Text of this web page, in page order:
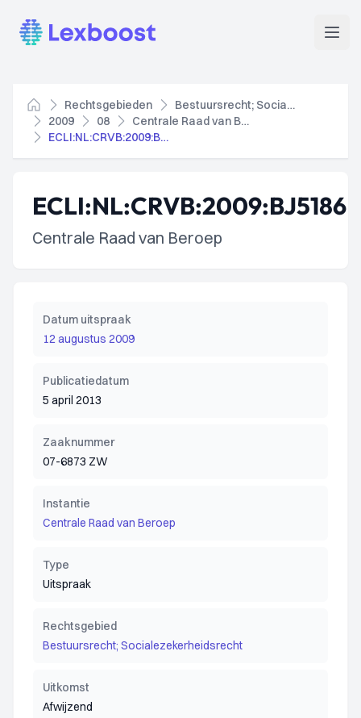
Lexboost
Home
Rechtsgebieden
Bestuursrecht; Socialezekerheidsrecht
2009
08
Centrale Raad van Beroep
ECLI:NL:CRVB:2009:BJ5186
ECLI:NL:CRVB:2009:BJ5186
Centrale Raad van Beroep
Datum uitspraak
12 augustus 2009
Publicatiedatum
5 april 2013
Zaaknummer
07-6873 ZW
Instantie
Centrale Raad van Beroep
Type
Uitspraak
Rechtsgebied
Bestuursrecht; Socialezekerheidsrecht
Uitkomst
Afwijzend